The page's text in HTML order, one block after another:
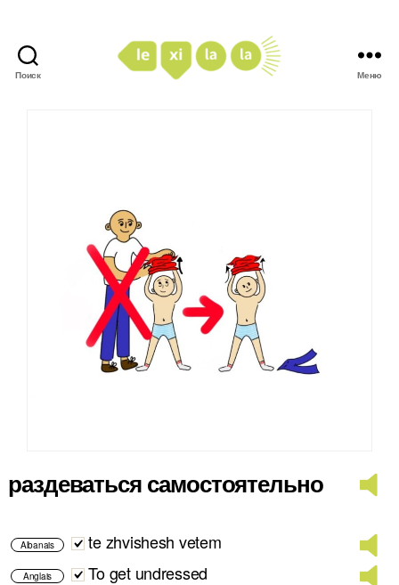
Поиск Меню
раздеваться самостоятельно
Albanais te zhvishesh vetem
Anglais To get undressed